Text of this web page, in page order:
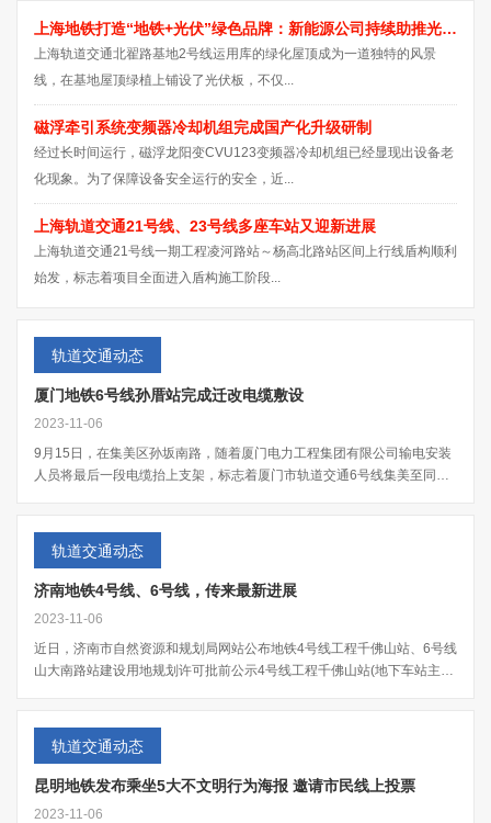
上海地铁打造“地铁+光伏”绿色品牌：新能源公司持续助推光伏电站建设
上海轨道交通北翟路基地2号线运用库的绿化屋顶成为一道独特的风景
线，在基地屋顶绿植上铺设了光伏板，不仅...
磁浮牵引系统变频器冷却机组完成国产化升级研制
经过长时间运行，磁浮龙阳变CVU123变频器冷却机组已经显现出设备老
化现象。为了保障设备安全运行的安全，近...
上海轨道交通21号线、23号线多座车站又迎新进展
上海轨道交通21号线一期工程凌河路站～杨高北路站区间上行线盾构顺利
始发，标志着项目全面进入盾构施工阶段...
轨道交通动态
厦门地铁6号线孙厝站完成迁改电缆敷设
2023-11-06
9月15日，在集美区孙坂南路，随着厦门电力工程集团有限公司输电安装
人员将最后一段电缆抬上支架，标志着厦门市轨道交通6号线集美至同安
轨道交通动态
济南地铁4号线、6号线，传来最新进展
2023-11-06
近日，济南市自然资源和规划局网站公布地铁4号线工程千佛山站、6号线
山大南路站建设用地规划许可批前公示4号线工程千佛山站(地下车站主
轨道交通动态
昆明地铁发布乘坐5大不文明行为海报 邀请市民线上投票
2023-11-06